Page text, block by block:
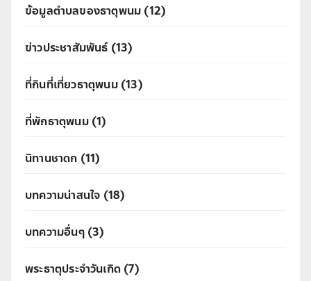
ข้อมูลตำบลของธาตุพนม (12)
ข่าวประชาสัมพันธ์(13)
ที่กินที่เที่ยวธาตุพนม(13)
ที่พักธาตุพนม(1)
นิทานชาดก (11)
บทความน่าสนใจ (18)
บทความอื่นๆ(3)
พระธาตุประจำวันเกิด (7)